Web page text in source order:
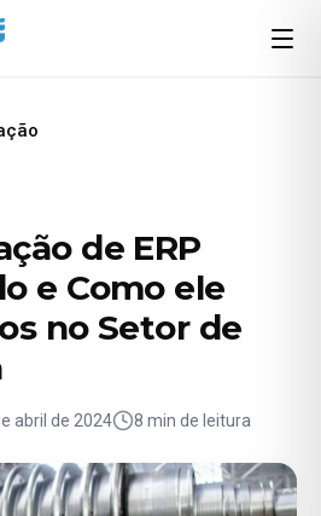
de ERP
e Como ele
no Setor de
abril de 2024 8 min de leitura